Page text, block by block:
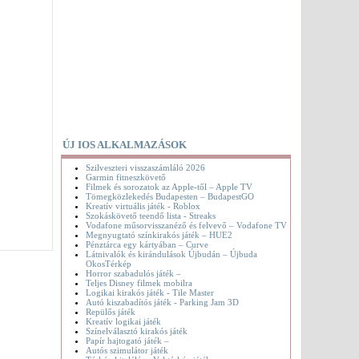
ÚJ IOS ALKALMAZÁSOK
Szilveszteri visszaszámláló 2026
Garmin fitneszkövető
Filmek és sorozatok az Apple-től – Apple TV
Tömegközlekedés Budapesten – BudapestGO
Kreatív virtuális játék - Roblox
Szokáskövető teendő lista - Streaks
Vodafone műsorvisszanéző és felvevő – Vodafone TV
Megnyugtató színkirakós játék – HUE2
Pénztárca egy kártyában – Curve
Látnivalók és kirándulások Újbudán – Újbuda
OkosTérkép
Horror szabadulós játék –
Teljes Disney filmek mobilra
Logikai kirakós játék - Tile Master
Autó kiszabadítós játék - Parking Jam 3D
Repülős játék
Kreatív logikai játék
Színelválasztó kirakós játék
Papír hajtogató játék –
Autós szimulátor játék